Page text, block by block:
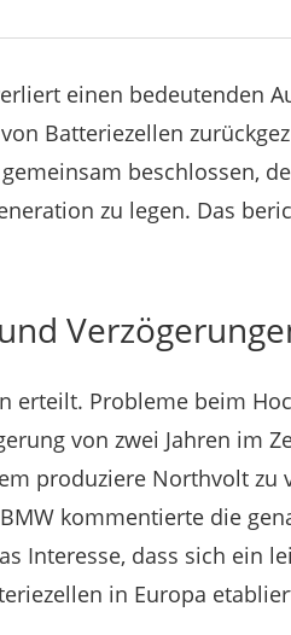
einen bedeutenden
Batteriezellen
beschlossen,
zu legen. Das
erteilt. Probleme beim
von zwei Jahren im
produziere Northvolt zu
kommentierte die
Interesse, dass sich ein
in Europa